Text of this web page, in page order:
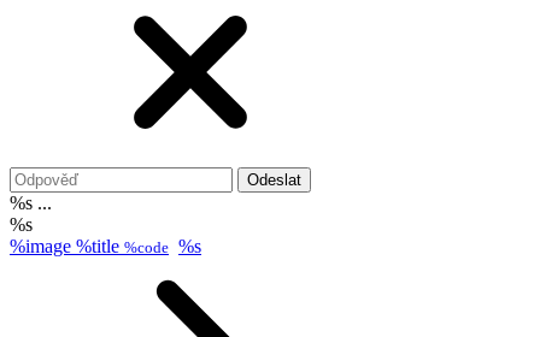
Odeslat
%s ...
%s
%image %title %code %s